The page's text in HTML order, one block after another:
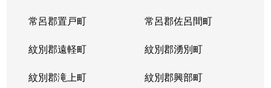
常呂郡置戸町 常呂郡佐呂間町
紋別郡遠軽町 紋別郡湧別町
紋別郡滝上町 紋別郡興部町